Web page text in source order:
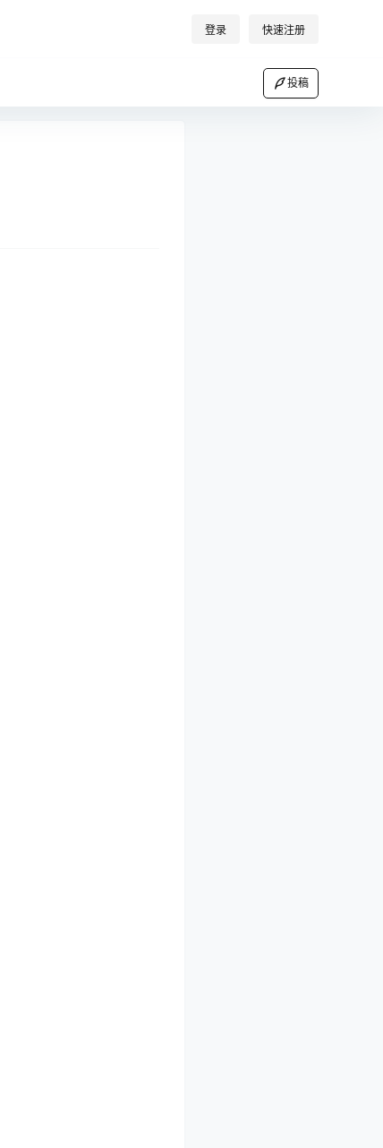
登录 快速注册
投稿